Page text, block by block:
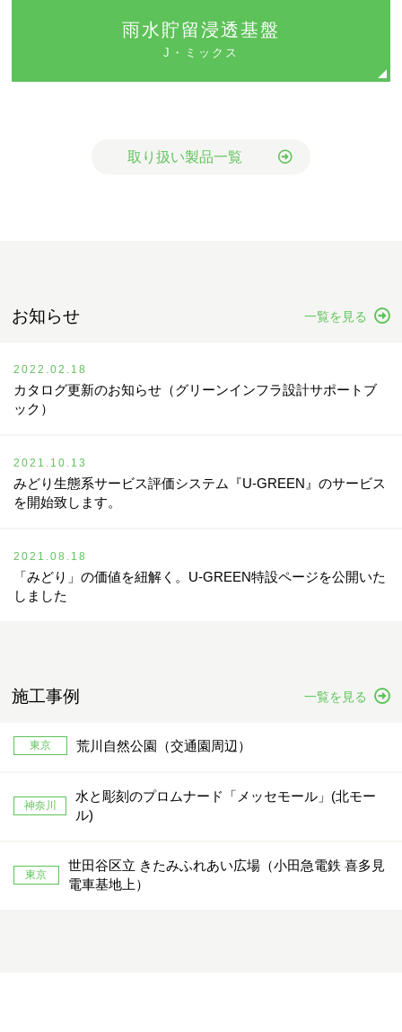
雨水貯留浸透基盤
J・ミックス
取り扱い製品一覧
お知らせ 一覧を見る
2022.02.18
カタログ更新のお知らせ（グリーンインフラ設計サポートブ
ック）
2021.10.13
みどり生態系サービス評価システム『U-GREEN』のサービス
を開始致します。
2021.08.18
「みどり」の価値を紐解く。U-GREEN特設ページを公開いた
しました
施工事例 一覧を見る
東京 荒川自然公園（交通園周辺）
神奈川
水と彫刻のプロムナード「メッセモール」(北モー
ル)
東京
世田谷区立 きたみふれあい広場（小田急電鉄 喜多見
電車基地上）